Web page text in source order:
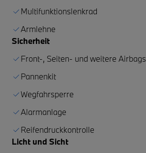
Multifunktionslenkrad
Armlehne
Sicherheit
Front-, Seiten- und weitere Airbags
Pannenkit
Wegfahrsperre
Alarmanlage
Reifendruckkontrolle
Licht und Sicht